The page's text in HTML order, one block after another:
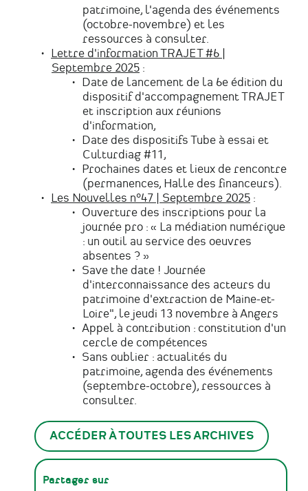
patrimoine, l'agenda des événements
(octobre-novembre) et les
ressources à consulter.
Lettre d'information TRAJET #6 |
Septembre 2025 :
Date de lancement de la 6e édition du
dispositif d'accompagnement TRAJET
et inscription aux réunions
d'information,
Date des dispositifs Tube à essai et
Culturdiag #11,
Prochaines dates et lieux de rencontre
(permanences, Halle des financeurs).
Les Nouvelles n°47 | Septembre 2025 :
Ouverture des inscriptions pour la
journée pro : « La médiation numérique
: un outil au service des oeuvres
absentes ? »
Save the date ! Journée
d'interconnaissance des acteurs du
patrimoine d'extraction de Maine-et-
Loire", le jeudi 13 novembre à Angers
Appel à contribution : constitution d'un
cercle de compétences
Sans oublier : actualités du
patrimoine, agenda des événements
(septembre-octobre), ressources à
consulter.
ACCÉDER À TOUTES LES ARCHIVES
Partager sur